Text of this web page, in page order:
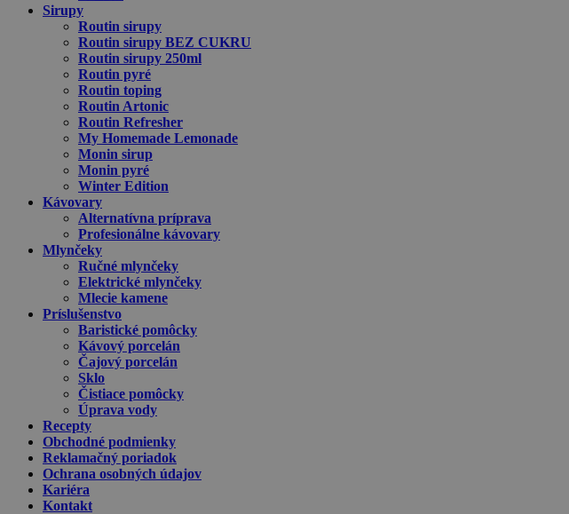
Sirupy
Routin sirupy
Routin sirupy BEZ CUKRU
Routin sirupy 250ml
Routin pyré
Routin toping
Routin Artonic
Routin Refresher
My Homemade Lemonade
Monin sirup
Monin pyré
Winter Edition
Kávovary
Alternatívna príprava
Profesionálne kávovary
Mlynčeky
Ručné mlynčeky
Elektrické mlynčeky
Mlecie kamene
Príslušenstvo
Baristické pomôcky
Kávový porcelán
Čajový porcelán
Sklo
Čistiace pomôcky
Úprava vody
Recepty
Obchodné podmienky
Reklamačný poriadok
Ochrana osobných údajov
Kariéra
Kontakt